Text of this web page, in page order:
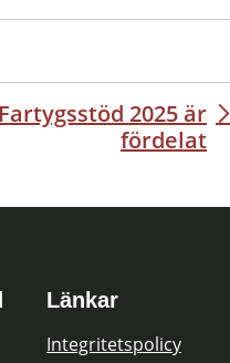
Fartygsstöd 2025 är
fördelat
Länkar
Integritetspolicy